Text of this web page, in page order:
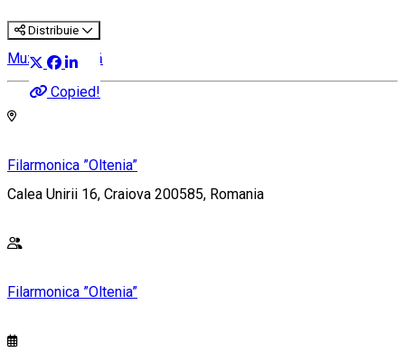
Distribuie
Copied!
Muzică clasică
Filarmonica ”Oltenia”
Calea Unirii 16, Craiova 200585, Romania
Filarmonica ”Oltenia”